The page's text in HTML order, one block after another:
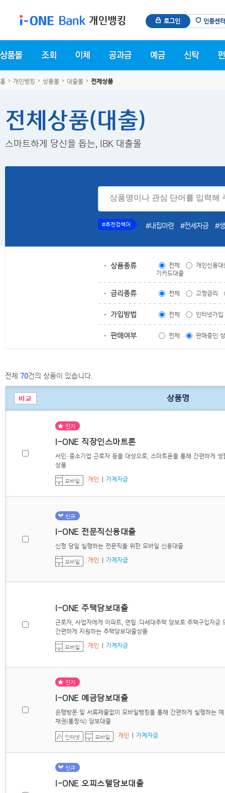
로그인 인증센터
홈 개인뱅킹 상품몰 대출몰 전체상품
전체상품(대출)
스마트하게 당신을 돕는, IBK 대출몰
#추천검색어 #내집마련 #전세자금 #
상품종류 전체
개인신용대
기카드대출
금리종류 전체 고정금리
가입방법 전체 인터넷가입
판매여부 전체 판매중인
전체 70건의 상품이 있습니다.
상품명
인기
i-ONE 직장인스마트론
서민·중소기업 근로자 등을 대상으로, 스마트폰을 통해 간편하게
상품
모바일 개인 가계자금
신규
i-ONE 전문직신용대출
신청 당일 실행하는 전문직을 위한 모바일 신용대출
모바일 개인 가계자금
i-ONE 주택담보대출
근로자, 사업자에게 아파트, 연립·다세대주택 담보로 주택구입자금
간편하게 지원하는 주택담보대출상품
모바일 개인 가계자금
인기
i-ONE 예금담보대출
은행방문 및 서류제출없이 모바일뱅킹을 통해 간편하게 실행하는
채권(통장식) 담보대출
인터넷 모바일 개인 가계자금
신규
i-ONE 오피스텔담보대출